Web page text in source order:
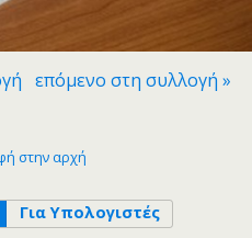
επόμενο στη συλλογή »
στην αρχή
Για Υπολογιστές